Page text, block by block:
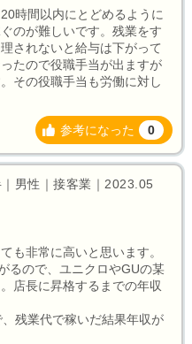
時間以内にとどめるように
のが難しいです。残業をす
されないと給与は下がって
たので役職手当が出ますが
その役職手当も労働に対し
参考になった 0
男性｜接客業｜2023.05
も非常に高いと思います。
るので、ユニクロやGUの某
店長に昇格するまでの年収
残業代で稼いだ結果年収が